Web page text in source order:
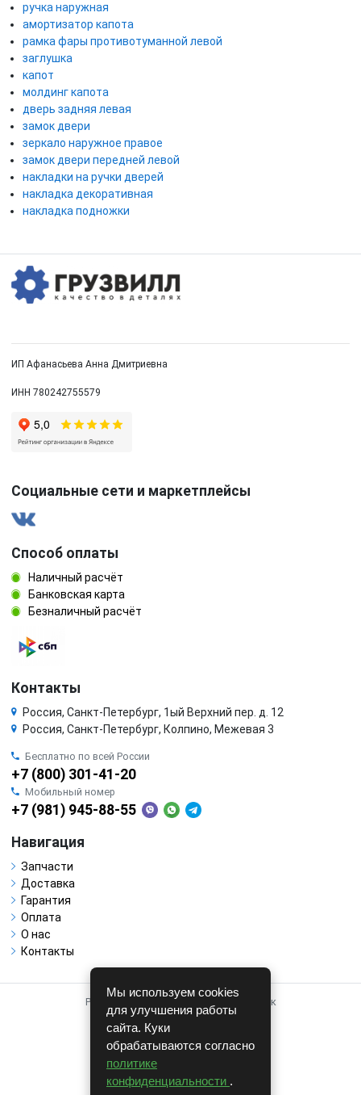
ручка наружная
амортизатор капота
рамка фары противотуманной левой
заглушка
капот
молдинг капота
дверь задняя левая
замок двери
зеркало наружное правое
замок двери передней левой
накладки на ручки дверей
накладка декоративная
накладка подножки
ИП Афанасьева Анна Дмитриевна
ИНН 780242755579
Социальные сети и маркетплейсы
Способ оплаты
Наличный расчёт
Банковская карта
Безналичный расчёт
Контакты
Россия, Санкт-Петербург, 1ый Верхний пер. д. 12
Россия, Санкт-Петербург, Колпино, Межевая 3
Бесплатно по всей России
+7 (800) 301-41-20
Мобильный номер
+7 (981) 945-88-55
Навигация
Запчасти
Доставка
Гарантия
Оплата
О нас
Контакты
Работает на системе для авторазборок
CARRO.БИЗНЕС
Полная версия
© COPYRIGHT 2026 г.
v1.1.24
Мы используем cookies
для улучшения работы
сайта. Куки
обрабатываются согласно
политике
конфиденциальности .